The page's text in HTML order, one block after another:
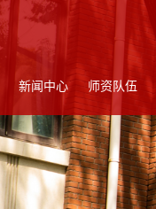
新闻中心 师资队伍